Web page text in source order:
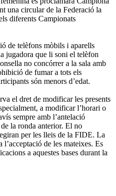
una circular de la Federació la
diferents Campionats
de telèfons mòbils i aparells
jugadora que li soni el telèfon
no concórrer a la sala amb
de fumar a tots els
són menors d’edat.
el dret de modificar les presents
a modificar l’horari o
sempre amb l’antelació
la ronda anterior. El no
per les lleis de la FIDE. La
de les mateixes. Es
a aquestes bases durant la